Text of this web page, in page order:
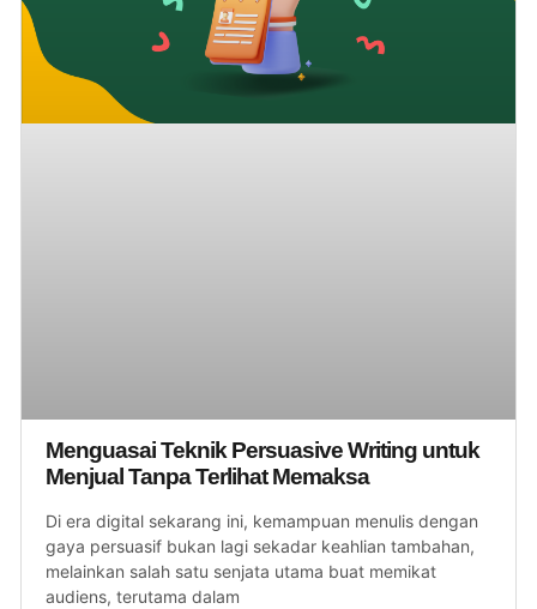
Menguasai Teknik Persuasive Writing untuk
Menjual Tanpa Terlihat Memaksa
Di era digital sekarang ini, kemampuan menulis dengan
gaya persuasif bukan lagi sekadar keahlian tambahan,
melainkan salah satu senjata utama buat memikat
audiens, terutama dalam